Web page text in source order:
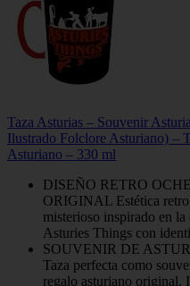
Taza Asturias – Souvenir
Ilustrado Folclore Asturiano) –
Asturiano – 330 ml
DISEÑO RETRO
ORIGINAL Estética
misterioso inspirado en
Asturies Things con
SOUVENIR DE
Taza perfecta como
regalo asturiano original.